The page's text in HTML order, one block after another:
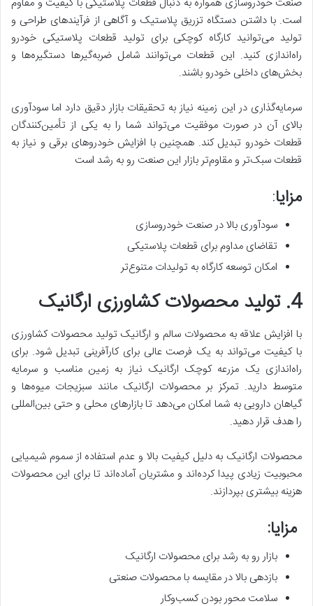
است. با داشتن دستگاه تزریق پلاستیک و آگاهی از فرآیندهای طراحی و
تولید می‌توانید کارگاه کوچکی برای تولید قطعات پلاستیکی خودرو
راه‌اندازی کنید. این قطعات می‌توانند شامل ضربه‌گیرها دستگیره‌ها و
بخش‌های داخلی خودرو باشند.
سرمایه‌گذاری در این زمینه نیاز به تحقیقات بازار دقیق دارد اما سودآوری
بالای آن در صورت موفقیت می‌تواند شما را به یکی از تأمین‌کنندگان
قطعات خودرو تبدیل کند. همچنین با افزایش خودروهای برقی و نیاز به
قطعات سبک‌تر و مقاوم‌تر بازار این صنعت رو به رشد است
مزایا:
سودآوری بالا در صنعت خودروسازی
تقاضای مداوم برای قطعات پلاستیکی
امکان توسعه کارگاه به تولیدات متنوع‌تر
4. تولید محصولات کشاورزی ارگانیک
با افزایش علاقه به محصولات سالم و ارگانیک تولید محصولات کشاورزی
با کیفیت می‌تواند به یک فرصت عالی برای کارآفرینی تبدیل شود. برای
راه‌اندازی یک مزرعه کوچک ارگانیک نیاز به زمین مناسب و سرمایه
متوسط دارید. تمرکز بر محصولات ارگانیک مانند سبزیجات میوه‌ها و
گیاهان دارویی به شما امکان می‌دهد تا بازارهای محلی و حتی بین‌المللی
را هدف قرار دهید.
محصولات ارگانیک به دلیل کیفیت بالا و عدم استفاده از سموم شیمیایی
محبوبیت زیادی پیدا کرده‌اند و مشتریان آماده‌اند تا برای این محصولات
هزینه بیشتری بپردازند.
مزایا:
بازار رو به رشد برای محصولات ارگانیک
بازدهی بالا در مقایسه با محصولات صنعتی
سلامت محور بودن کسب‌وکار